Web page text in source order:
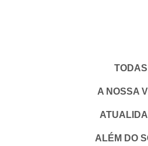
TODAS
A NOSSA
ALÉM DO